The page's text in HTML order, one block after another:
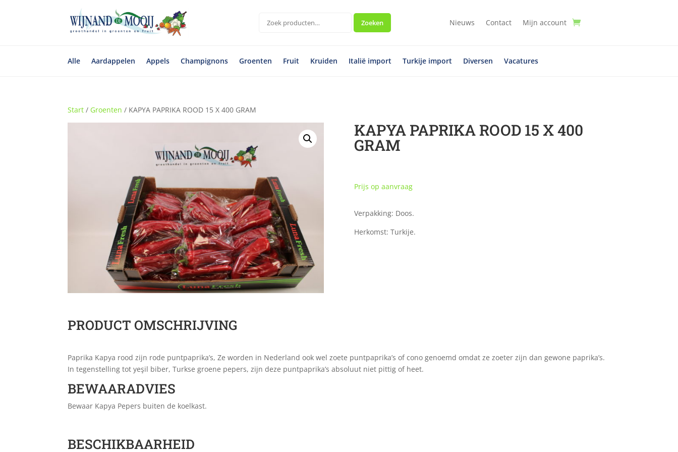
Zoeken
Zoeken Nieuws Contact Mijn account
Alle Aardappelen Appels Champignons Groenten Fruit Kruiden Italië import Turkije import Diversen Vacatures
Start / Groenten / KAPYA PAPRIKA ROOD 15 X 400 GRAM
KAPYA PAPRIKA ROOD 15 X 400
GRAM
Prijs op aanvraag
Verpakking: Doos.
Herkomst: Turkije.
PRODUCT OMSCHRIJVING
Paprika Kapya rood zijn rode puntpaprika’s, Ze worden in Nederland ook wel zoete puntpaprika’s of cono genoemd omdat ze zoeter zijn dan gewone paprika’s.
In tegenstelling tot yeşil biber, Turkse groene pepers, zijn deze puntpaprika’s absoluut niet pittig of heet.
BEWAARADVIES
Bewaar Kapya Pepers buiten de koelkast.
BESCHIKBAARHEID